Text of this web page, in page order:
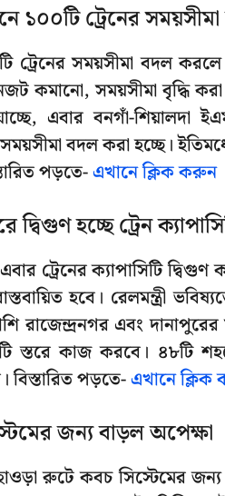
১০০টি ট্রেনের
ট্রেনের সময়সীমা বদল
কমানো, সময়সীমা বৃদ্ধি
এবার বনগাঁ-শিয়ালদা
বদল করা হচ্ছে।
পড়তে-এখানে ক্লিক করুন
হচ্ছে ট্রেন
ট্রেনের ক্যাপাসিটি
হবে। রেলমন্ত্রী
রাজেন্দ্রনগর এবং
স্তরে কাজ করবে। ৪৮টি
বিস্তারিত পড়তে-এখানে
জন্য বাড়ল অপেক্ষা
রুটে কবচ সিস্টেমের